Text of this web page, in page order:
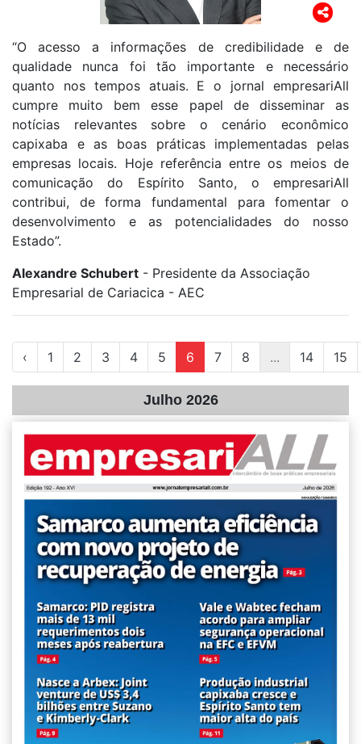
“O acesso a informações de credibilidade e de
qualidade nunca foi tão importante e necessário
quanto nos tempos atuais. E o jornal empresariAll
cumpre muito bem esse papel de disseminar as
notícias relevantes sobre o cenário econômico
capixaba e as boas práticas implementadas pelas
empresas locais. Hoje referência entre os meios de
comunicação do Espírito Santo, o empresariAll
contribui, de forma fundamental para fomentar o
desenvolvimento e as potencialidades do nosso
Estado”.
Alexandre Schubert - Presidente da Associação
Empresarial de Cariacica - AEC
‹ 1 2 3 4 5 6 7 8 ... 14 15
Julho 2026